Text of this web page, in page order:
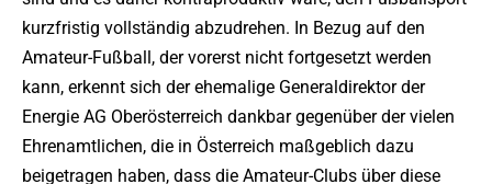
kurzfristig vollständig abzudrehen. In Bezug auf den
Amateur-Fußball, der vorerst nicht fortgesetzt werden
kann, erkennt sich der ehemalige Generaldirektor der
Energie AG Oberösterreich dankbar gegenüber der vielen
Ehrenamtlichen, die in Österreich maßgeblich dazu
beigetragen haben, dass die Amateur-Clubs über diese